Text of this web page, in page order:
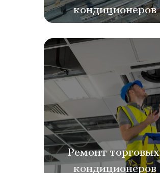
кондиционеров
Ремонт торговых
кондиционеров